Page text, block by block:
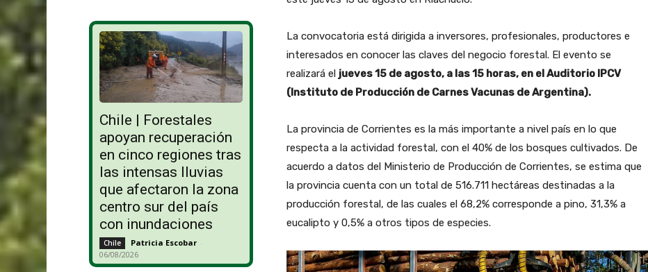
Chile | Forestales
apoyan recuperación
en cinco regiones tras
las intensas lluvias
que afectaron la zona
centro sur del país
con inundaciones
Chile Patricia Escobar -
06/08/2026
La convocatoria está dirigida a inversores, profesionales, productores e
interesados en conocer las claves del negocio forestal. El evento se
realizará el jueves 15 de agosto, a las 15 horas, en el Auditorio IPCV
(Instituto de Producción de Carnes Vacunas de Argentina).
La provincia de Corrientes es la más importante a nivel país en lo que
respecta a la actividad forestal, con el 40% de los bosques cultivados. De
acuerdo a datos del Ministerio de Producción de Corrientes, se estima que
la provincia cuenta con un total de 516.711 hectáreas destinadas a la
producción forestal, de las cuales el 68,2% corresponde a pino, 31,3% a
eucalipto y 0,5% a otros tipos de especies.